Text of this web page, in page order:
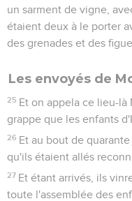
un sarment de vigne,
étaient deux à le porter
des grenades et des
Les envoyés de
25 Et on appela ce lieu-là
grappe que les enfants
26 Et au bout de
qu'ils étaient allés
27 Et étant arrivés, ils
toute l'assemblée des